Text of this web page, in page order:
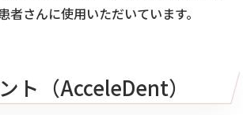
者さんに使用いただいています。
ト（AcceleDent）